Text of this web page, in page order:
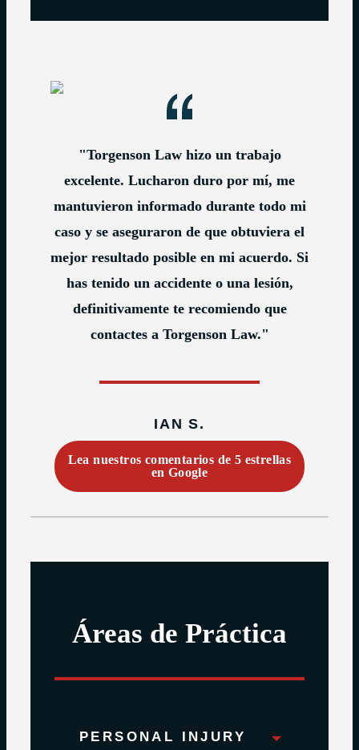
"Torgenson Law hizo un trabajo
excelente. Lucharon duro por mí, me
mantuvieron informado durante todo mi
caso y se aseguraron de que obtuviera el
mejor resultado posible en mi acuerdo. Si
has tenido un accidente o una lesión,
definitivamente te recomiendo que
contactes a Torgenson Law."
IAN S.
Lea nuestros comentarios de 5 estrellas
en Google
Áreas de Práctica
PERSONAL INJURY